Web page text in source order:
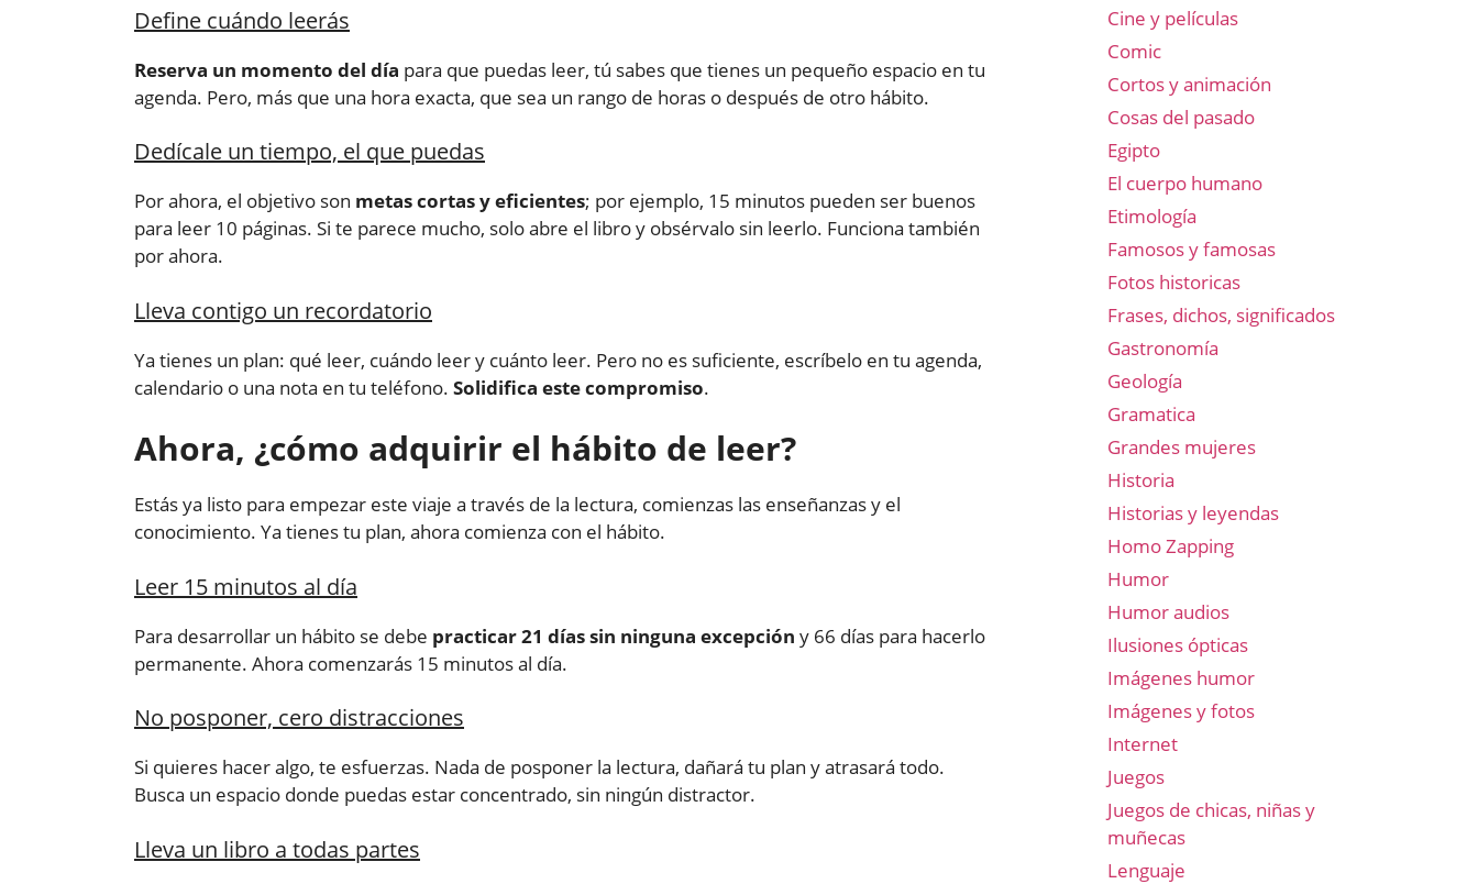
Define cuándo leerás
Reserva un momento del día para que puedas leer, tú sabes que tienes un pequeño espacio en tu
agenda. Pero, más que una hora exacta, que sea un rango de horas o después de otro hábito.
Dedícale un tiempo, el que puedas
Por ahora, el objetivo son metas cortas y eficientes; por ejemplo, 15 minutos pueden ser buenos
para leer 10 páginas. Si te parece mucho, solo abre el libro y obsérvalo sin leerlo. Funciona también
por ahora.
Lleva contigo un recordatorio
Ya tienes un plan: qué leer, cuándo leer y cuánto leer. Pero no es suficiente, escríbelo en tu agenda,
calendario o una nota en tu teléfono. Solidifica este compromiso.
Ahora, ¿cómo adquirir el hábito de leer?
Estás ya listo para empezar este viaje a través de la lectura, comienzas las enseñanzas y el
conocimiento. Ya tienes tu plan, ahora comienza con el hábito.
Leer 15 minutos al día
Para desarrollar un hábito se debe practicar 21 días sin ninguna excepción y 66 días para hacerlo
permanente. Ahora comenzarás 15 minutos al día.
No posponer, cero distracciones
Si quieres hacer algo, te esfuerzas. Nada de posponer la lectura, dañará tu plan y atrasará todo.
Busca un espacio donde puedas estar concentrado, sin ningún distractor.
Lleva un libro a todas partes
Cine y películas
Comic
Cortos y animación
Cosas del pasado
Egipto
El cuerpo humano
Etimología
Famosos y famosas
Fotos historicas
Frases, dichos, significados
Gastronomía
Geología
Gramatica
Grandes mujeres
Historia
Historias y leyendas
Homo Zapping
Humor
Humor audios
Ilusiones ópticas
Imágenes humor
Imágenes y fotos
Internet
Juegos
Juegos de chicas, niñas y
muñecas
Lenguaje